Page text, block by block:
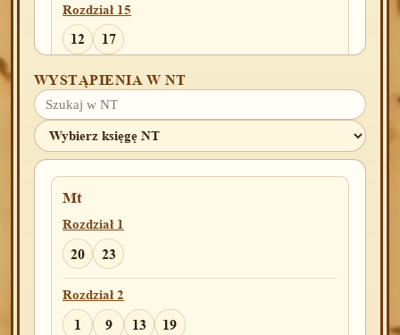
Rozdział 15
12 17
Rozdział 16
2 6
Rozdział 17
4 19 20
Rozdział 18
2 9
Rozdział 19
2 20 21 28
WYSTĄPIENIA W NT
Mt
Rozdział 1
20 23
Rozdział 2
1 9 13 19